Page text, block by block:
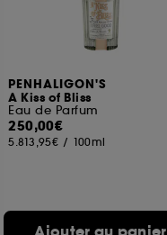
PENHALIGON'S
A Kiss of Bliss
Eau de Parfum
250,00€
5.813,95€ / 100ml